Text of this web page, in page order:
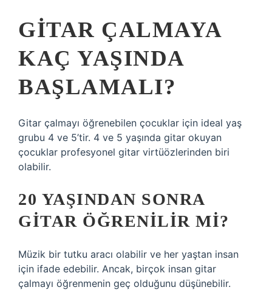
GITAR ÇALMAYA
KAÇ YAŞINDA
BAŞLAMALI?
Gitar çalmayı öğrenebilen çocuklar için ideal yaş
grubu 4 ve 5’tir. 4 ve 5 yaşında gitar okuyan
çocuklar profesyonel gitar virtüözlerinden biri
olabilir.
20 YAŞINDAN SONRA
GITAR ÖĞRENILIR MI?
Müzik bir tutku aracı olabilir ve her yaştan insan
için ifade edebilir. Ancak, birçok insan gitar
çalmayı öğrenmenin geç olduğunu düşünebilir.